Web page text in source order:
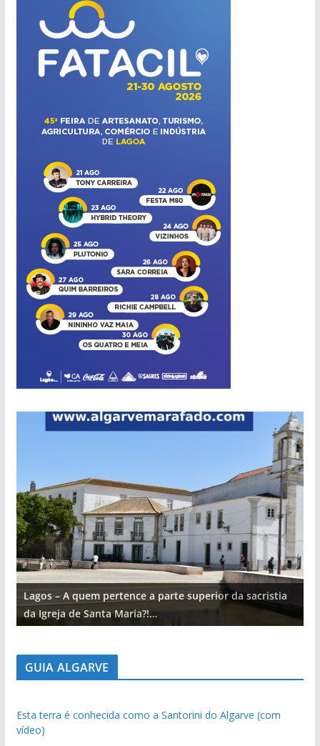
Lagos – A quem pertence a parte superior da sacristia
da Igreja de Santa Maria?!…
GUIA ALGARVE
Esta terra é conhecida como a Santorini do Algarve (com
vídeo)